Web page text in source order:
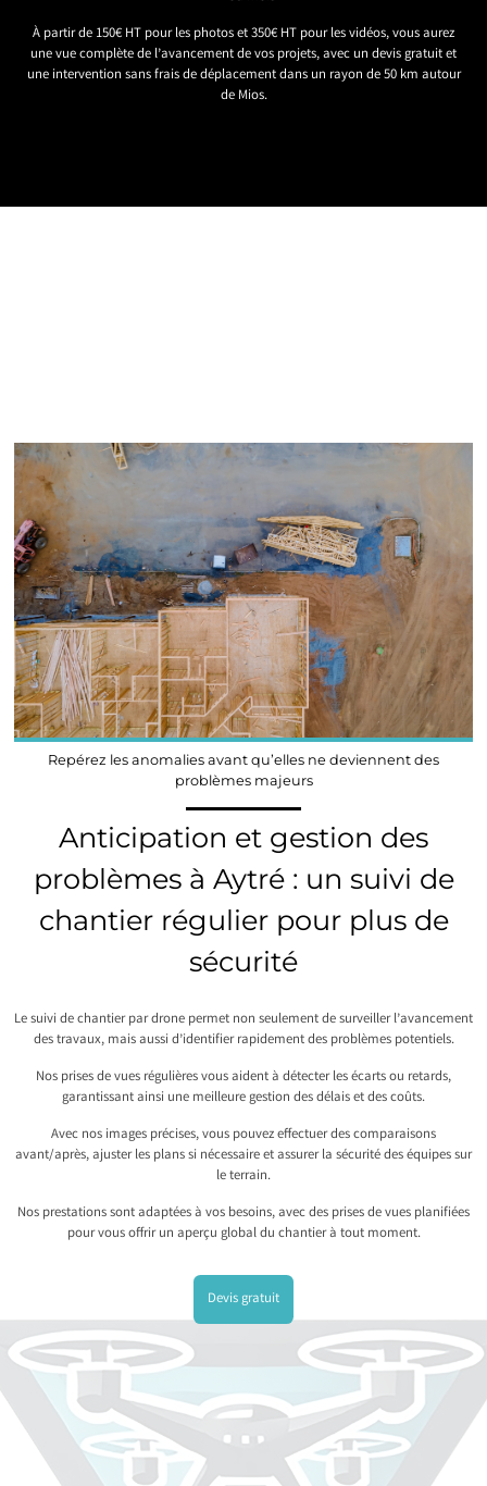
À partir de 150€ HT pour les photos et 350€ HT pour les vidéos, vous aurez
une vue complète de l’avancement de vos projets, avec un devis gratuit et
une intervention sans frais de déplacement dans un rayon de 50 km autour
de Mios.
Repérez les anomalies avant qu’elles ne deviennent des
problèmes majeurs
Anticipation et gestion des
problèmes à Aytré : un suivi de
chantier régulier pour plus de
sécurité
Le suivi de chantier par drone permet non seulement de surveiller l’avancement
des travaux, mais aussi d’identifier rapidement des problèmes potentiels.
Nos prises de vues régulières vous aident à détecter les écarts ou retards,
garantissant ainsi une meilleure gestion des délais et des coûts.
Avec nos images précises, vous pouvez effectuer des comparaisons
avant/après, ajuster les plans si nécessaire et assurer la sécurité des équipes sur
le terrain.
Nos prestations sont adaptées à vos besoins, avec des prises de vues planifiées
pour vous offrir un aperçu global du chantier à tout moment.
Devis gratuit